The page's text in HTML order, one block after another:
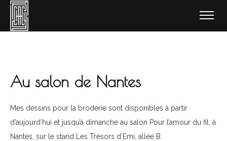
Au salon de Nantes
Mes dessins pour la broderie sont disponibles à partir
d’aujourd’hui et jusqu’à dimanche au salon Pour l’amour du fil, à
Nantes, sur le stand Les Trésors d’Emi, allée B.